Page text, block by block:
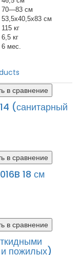
70—83 см
53,5х40,5х83 см
115 кг
6,5 кг
6 мес.
в сравнение
(санитарный
в сравнение
18 см
в сравнение
пожилых)